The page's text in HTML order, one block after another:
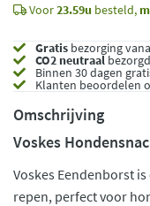
Voor23.59u besteld,
Gratis bezorging
CO2 neutraalbezorgd
Binnen 30 dagen
Klanten beoordelen
Omschrijving
Voskes
Voskes Eendenborst
repen, perfect voor